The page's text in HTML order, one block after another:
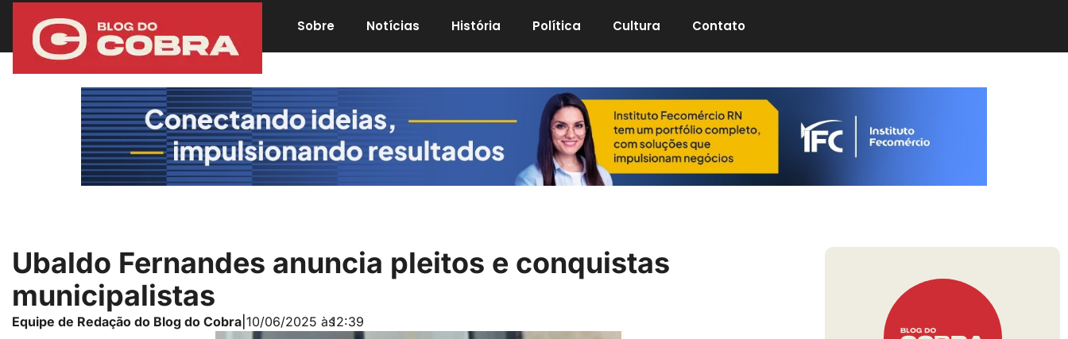
Sobre Notícias História Política Cultura Contato
Ubaldo Fernandes anuncia pleitos e conquistas
municipalistas
Equipe de Redação do Blog do Cobra 10/06/2025 às12:39